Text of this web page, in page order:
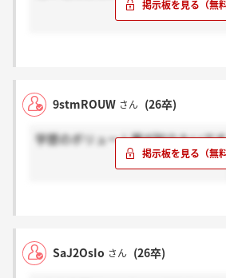
9stmROUW さん (26卒)
学歴のボリューム層が知りたいです
SaJ2OsIo さん (26卒)